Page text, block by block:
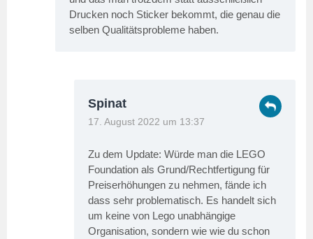
Drucken noch Sticker bekommt, die genau die
selben Qualitätsprobleme haben.
Spinat
17. August 2022 um 13:37
Zu dem Update: Würde man die LEGO
Foundation als Grund/Rechtfertigung für
Preiserhöhungen zu nehmen, fände ich
dass sehr problematisch. Es handelt sich
um keine von Lego unabhängige
Organisation, sondern wie wie du schon